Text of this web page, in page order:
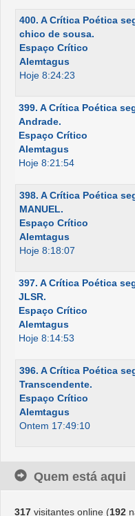
400. A Crítica Poética
chico de sousa.
Espaço Crítico
Alemtagus
Hoje 8:24:23
399. A Crítica Poética
Andrade.
Espaço Crítico
Alemtagus
Hoje 8:21:54
398. A Crítica Poética
MANUEL.
Espaço Crítico
Alemtagus
Hoje 8:18:07
397. A Crítica Poética
JLSR.
Espaço Crítico
Alemtagus
Hoje 8:14:53
396. A Crítica Poética
Transcendente.
Espaço Crítico
Alemtagus
Ontem 17:49:10
Quem está aqui
317 visitantes online (192